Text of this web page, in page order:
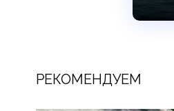
РЕКОМЕНДУЕМ